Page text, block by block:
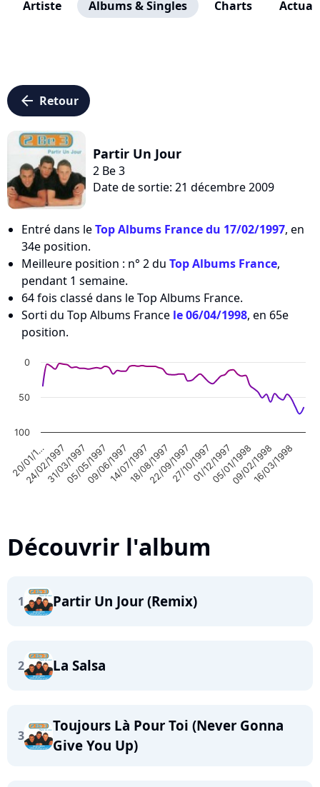
Artiste Albums & Singles Charts
arrow_left Retour
Partir Un Jour
2 Be 3
Date de sortie: 21 décembre 2009
Entré dans leTop Albums France du 17/02/1997, en
34e position.
Meilleure position : n° 2 du Top Albums France,
pendant 1 semaine.
64 fois classé dans le Top Albums France.
Sorti du Top Albums France le 06/04/1998, en 65e
position.
20/01/1…
24/02/199731/03/1997
05/05/199709/06/199714/07/199718/08/1997
22/09/199727/10/199701/12/1997
05/01/1998
09/02/1998
16/03/1998
0
50
100
Découvrir l'album
1 Partir Un Jour (Remix)
2 La Salsa
3
Toujours Là Pour Toi (Never Gonna
Give You Up)